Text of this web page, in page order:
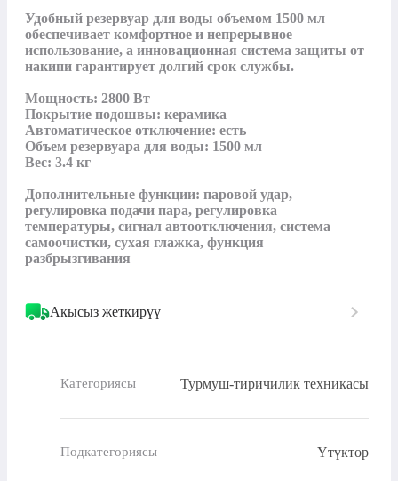
Удобный резервуар для воды объемом 1500 мл
обеспечивает комфортное и непрерывное
использование, а инновационная система защиты от
накипи гарантирует долгий срок службы.
Мощность: 2800 Вт
Покрытие подошвы: керамика
Автоматическое отключение: есть
Объeм резервуара для воды: 1500 мл
Вес: 3.4 кг
Дополнительные функции: паровой удар,
регулировка подачи пара, регулировка
температуры, сигнал автоотключения, система
самоочистки, сухая глажка, функция
разбрызгивания
Акысыз жеткирүү
Категориясы Турмуш-тиричилик техникасы
Подкатегориясы Үтүктөр